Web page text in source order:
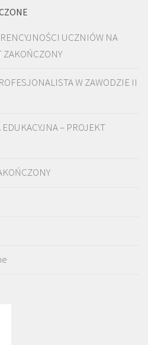
UCZNIÓW NA
ZAKOŃCZONY
W ZAWODZIE II
– PROJEKT